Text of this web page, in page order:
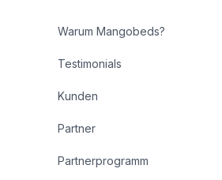
Warum Mangobeds?
Testimonials
Kunden
Partner
Partnerprogramm